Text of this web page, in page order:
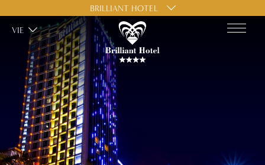
VIE
BRILLIANT HOTEL